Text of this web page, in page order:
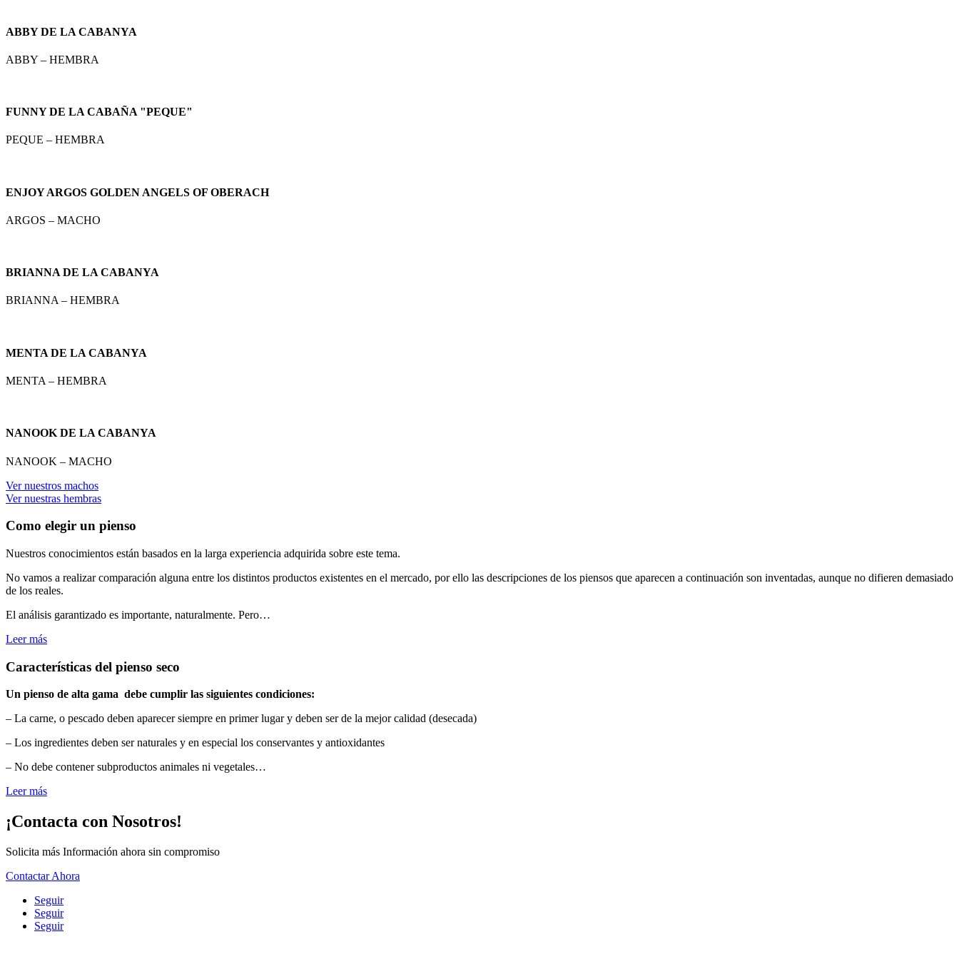
ABBY DE LA CABANYA
ABBY – HEMBRA
FUNNY DE LA CABAÑA "PEQUE"
PEQUE – HEMBRA
ENJOY ARGOS GOLDEN ANGELS OF OBERACH
ARGOS – MACHO
BRIANNA DE LA CABANYA
BRIANNA – HEMBRA
MENTA DE LA CABANYA
MENTA – HEMBRA
NANOOK DE LA CABANYA
NANOOK – MACHO
Ver nuestros machos
Ver nuestras hembras
Como elegir un pienso
Nuestros conocimientos están basados en la larga experiencia adquirida sobre este tema.
No vamos a realizar comparación alguna entre los distintos productos existentes en el mercado, por ello las descripciones de los piensos que aparecen a continuación son inventadas, aunque no difieren demasiado
de los reales.
El análisis garantizado es importante, naturalmente. Pero…
Leer más
Características del pienso seco
Un pienso de alta gama debe cumplir las siguientes condiciones:
– La carne, o pescado deben aparecer siempre en primer lugar y deben ser de la mejor calidad (desecada)
– Los ingredientes deben ser naturales y en especial los conservantes y antioxidantes
– No debe contener subproductos animales ni vegetales…
Leer más
¡Contacta con Nosotros!
Solicita más Información ahora sin compromiso
Contactar Ahora
Seguir
Seguir
Seguir